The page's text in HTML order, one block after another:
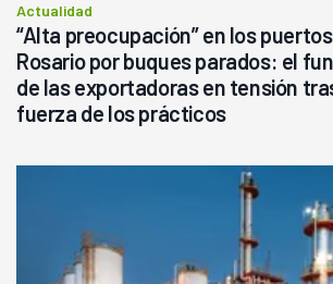
Actualidad
“Alta preocupación” en los
Rosario por buques parados: el
de las exportadoras en tensión
fuerza de los prácticos